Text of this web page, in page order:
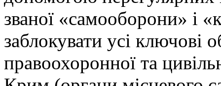
званої «самооборони» і
заблокувати усі ключові
правоохоронної та